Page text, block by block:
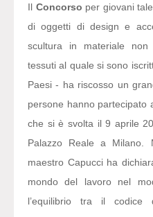
Il Concorso per giovani
di oggetti di design e
scultura in materiale
tessuti al quale si sono
Paesi - ha riscosso un
persone hanno partecipato
che si è svolta il 9 aprile
Palazzo Reale a Milano.
maestro Capucci ha
mondo del lavoro nel
l’equilibrio tra il codice